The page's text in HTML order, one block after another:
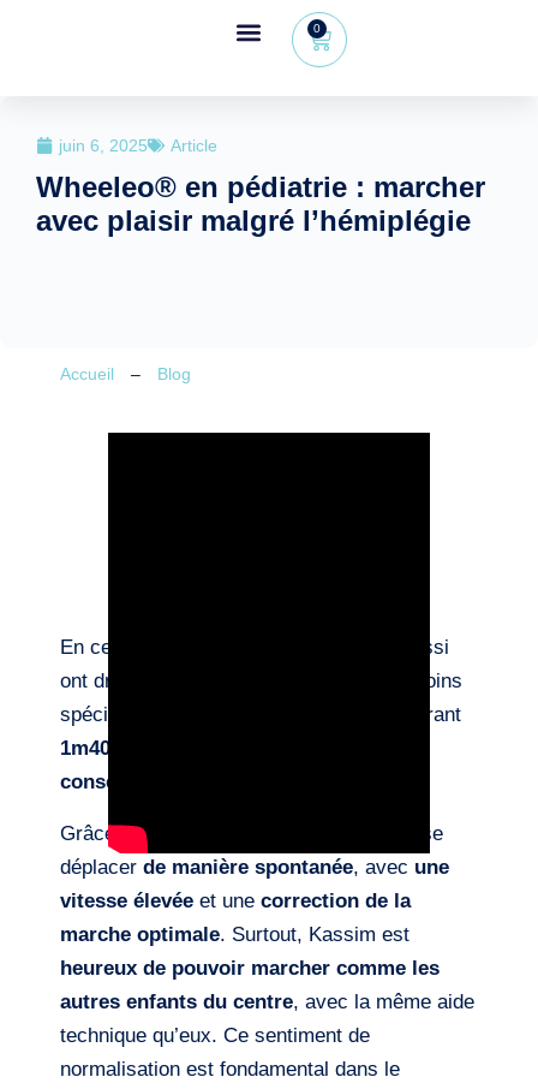
0
juin 6, 2025 Article
Wheeleo® en pédiatrie : marcher
avec plaisir malgré l’hémiplégie
Accueil – Blog
En centre de rééducation, les enfants aussi
ont droit à des outils adaptés à leurs besoins
spécifiques.
, jeune patient mesurant
1m40
consécutive à un AVC
Grâce au
, il peut aujourd’hui se
déplacer de manière spontanée, avec une
vitesse élevée et une correction de la
marche optimale. Surtout, Kassim est
heureux de pouvoir marcher comme les
autres enfants du centre, avec la même aide
technique qu’eux. Ce sentiment de
normalisation est fondamental dans le